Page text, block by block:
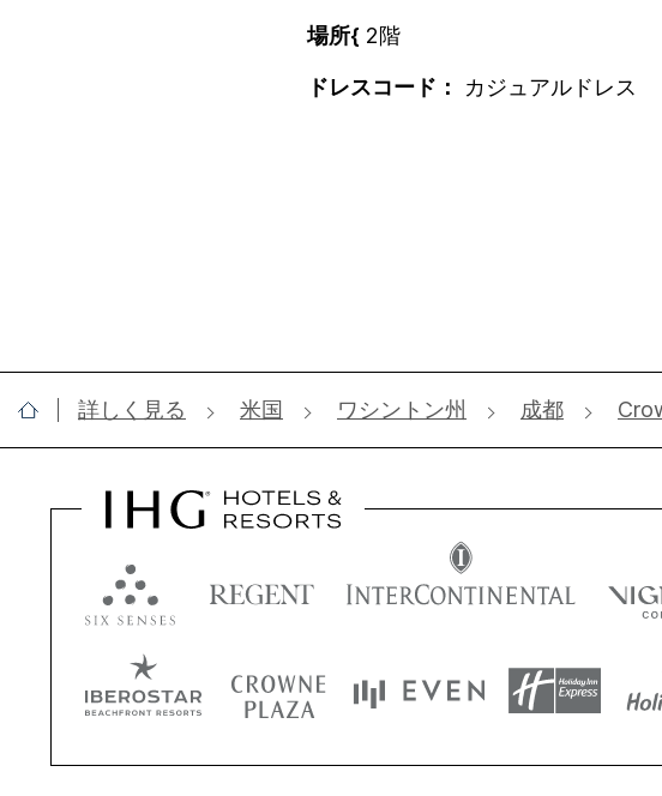
場所{ 2階
ドレスコード： カジュアルドレス
詳しく見る 米国 ワシントン州 成都